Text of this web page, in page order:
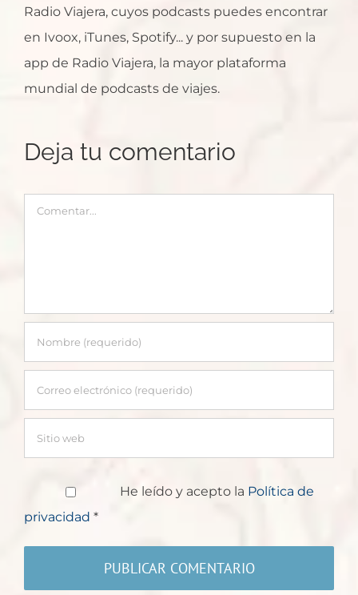
Radio Viajera, cuyos podcasts puedes encontrar
en Ivoox, iTunes, Spotify... y por supuesto en la
app de Radio Viajera, la mayor plataforma
mundial de podcasts de viajes.
Deja tu comentario
Comentar
He leído y acepto la Política de
privacidad *